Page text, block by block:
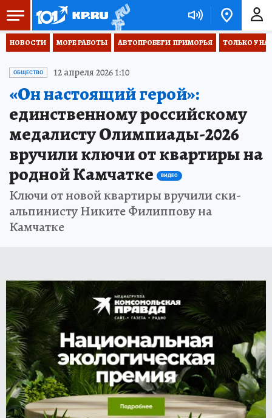
НОВОСТИ МОРЕ РАБОТЫ АВТОПРОБЕГИ  ПРИМОРЬЯ ТОЛЬКО У
ОБЩЕСТВО 12 апреля 2026 1:10
«Он настоящий герой»:
единственному российскому
медалисту Олимпиады-2026
вручили ключи от квартиры на
родной Камчатке
ВИДЕО
Ключи от новой квартиры вручили ски-
альпинисту Никите Филиппову на
Камчатке